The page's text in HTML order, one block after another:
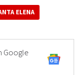
ELENA
Google